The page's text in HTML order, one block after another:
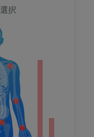
ューロン
する
択